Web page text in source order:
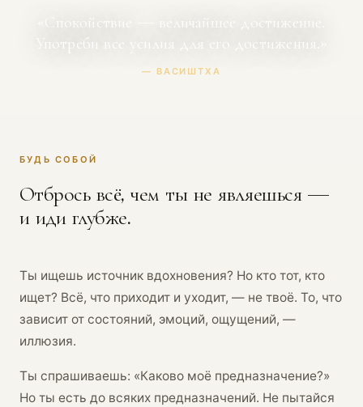
«Спокойствие — величайшее достижение.
Употреби все усилия для его достижения.»
— ВАСИШТХА
БУДЬ СОБОЙ
Отбрось всё, чем ты не являешься —
и иди глубже.
Ты ищешь источник вдохновения? Но кто тот, кто
ищет? Всё, что приходит и уходит, — не твоё. То, что
зависит от состояний, эмоций, ощущений, —
иллюзия.
Ты спрашиваешь: «Каково моё предназначение?»
Но ты есть до всяких предназначений. Не пытайся